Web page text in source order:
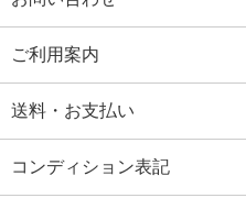
ご利用案内
送料・お支払い
コンディション表記